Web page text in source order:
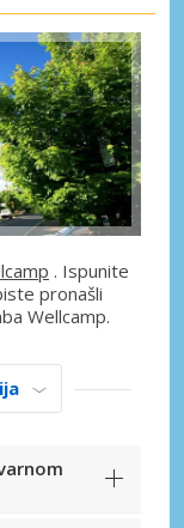
. Ispunite
pronašli
Wellcamp.